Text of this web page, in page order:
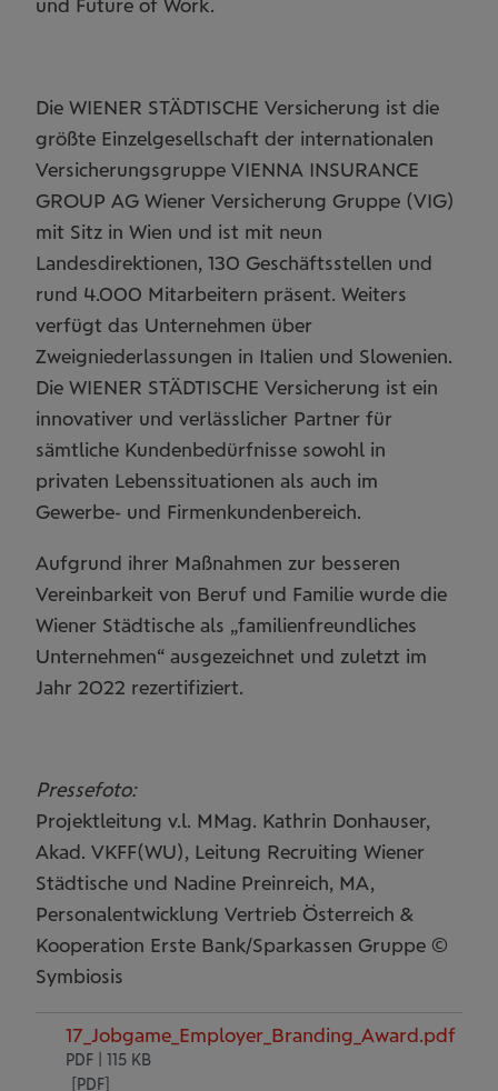
und Future of Work.
Die WIENER STÄDTISCHE Versicherung ist die
größte Einzelgesellschaft der internationalen
Versicherungsgruppe VIENNA INSURANCE
GROUP AG Wiener Versicherung Gruppe (VIG)
mit Sitz in Wien und ist mit neun
Landesdirektionen, 130 Geschäftsstellen und
rund 4.000 Mitarbeitern präsent. Weiters
verfügt das Unternehmen über
Zweigniederlassungen in Italien und Slowenien.
Die WIENER STÄDTISCHE Versicherung ist ein
innovativer und verlässlicher Partner für
sämtliche Kundenbedürfnisse sowohl in
privaten Lebenssituationen als auch im
Gewerbe- und Firmenkundenbereich.
Aufgrund ihrer Maßnahmen zur besseren
Vereinbarkeit von Beruf und Familie wurde die
Wiener Städtische als „familienfreundliches
Unternehmen“ ausgezeichnet und zuletzt im
Jahr 2022 rezertifiziert.
Pressefoto:
Projektleitung v.l. MMag. Kathrin Donhauser,
Akad. VKFF(WU), Leitung Recruiting Wiener
Städtische und Nadine Preinreich, MA,
Personalentwicklung Vertrieb Österreich &
Kooperation Erste Bank/Sparkassen Gruppe ©
Symbiosis
17_Jobgame_Employer_Branding_Award.pdf
PDF | 115 KB